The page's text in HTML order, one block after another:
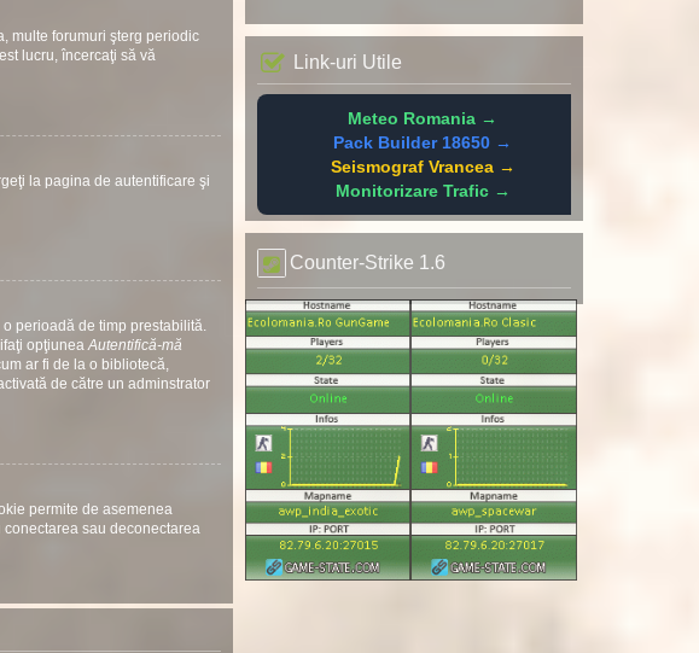
multe forumuri şterg periodic
lucru, încercaţi să vă
la pagina de autentificare şi
perioadă de timp prestabilită.
opţiuneaAutentifică-mă
ar fi de la o bibliotecă,
de către un adminstrator
permite de asemenea
sau deconectarea
Link-uri Utile
Meteo Romania →
Pack Builder 18650 →
Seismograf Vrancea →
Monitorizare Trafic →
Counter-Strike 1.6